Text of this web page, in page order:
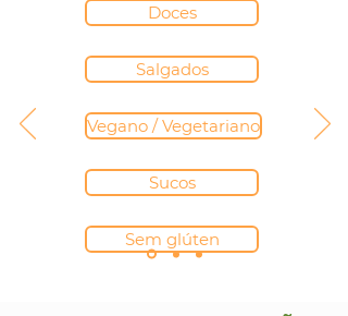
Doces
Salgados
Vegano / Vegetariano
Sucos
Sem glúten